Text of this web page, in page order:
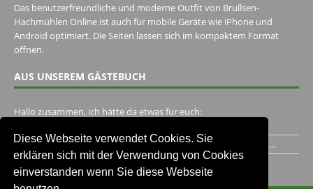
Diese Webseite verwendet Cookies. Sie
erklären sich mit der Verwendung von Cookies
einverstanden wenn Sie diese Webseite
Das benutzerfreundliche und moderne Outfit von Brullsen-
Hachmühlen Online ist auch für mobile Geräte wie iPhone und
Android optimiert. Die Seiten lassen sich im kompaktem Format
öffnen.
AUS UNSEREM GÄSTEBUCH
Hallo zusammen, ich hätte da etwas für euch:
Ich habe ein Jahr im Gasthaus Hugo Pape verbracht..Habe ihn...
Unser Gästebuch besuchen